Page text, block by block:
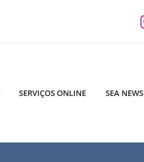
SERVIÇOS ONLINE SEA NEWS